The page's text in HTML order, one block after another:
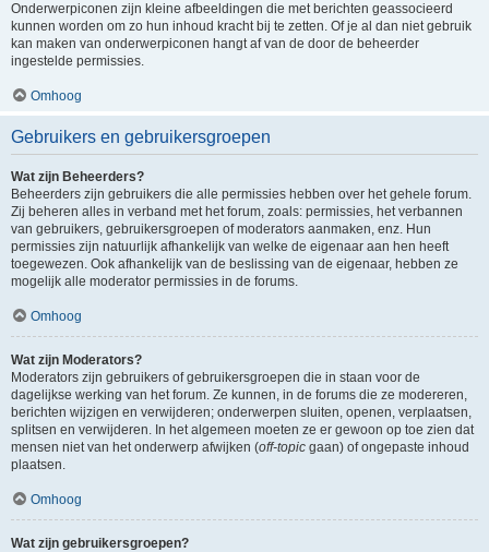
Onderwerpiconen zijn kleine afbeeldingen die met berichten geassocieerd
kunnen worden om zo hun inhoud kracht bij te zetten. Of je al dan niet gebruik
kan maken van onderwerpiconen hangt af van de door de beheerder
ingestelde permissies.
Omhoog
Gebruikers en gebruikersgroepen
Wat zijn Beheerders?
Beheerders zijn gebruikers die alle permissies hebben over het gehele forum.
Zij beheren alles in verband met het forum, zoals: permissies, het verbannen
van gebruikers, gebruikersgroepen of moderators aanmaken, enz. Hun
permissies zijn natuurlijk afhankelijk van welke de eigenaar aan hen heeft
toegewezen. Ook afhankelijk van de beslissing van de eigenaar, hebben ze
mogelijk alle moderator permissies in de forums.
Omhoog
Wat zijn Moderators?
Moderators zijn gebruikers of gebruikersgroepen die in staan voor de
dagelijkse werking van het forum. Ze kunnen, in de forums die ze modereren,
berichten wijzigen en verwijderen; onderwerpen sluiten, openen, verplaatsen,
splitsen en verwijderen. In het algemeen moeten ze er gewoon op toe zien dat
mensen niet van het onderwerp afwijken (off-topic gaan) of ongepaste inhoud
plaatsen.
Omhoog
Wat zijn gebruikersgroepen?